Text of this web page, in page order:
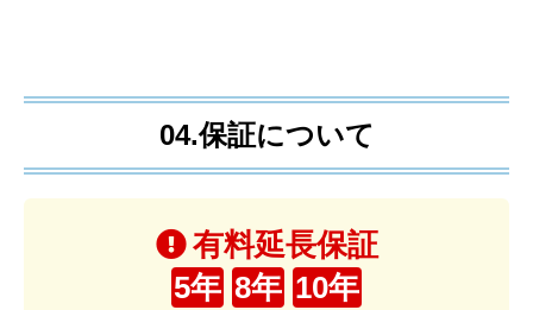
04.保証について
有料延長保証
5年 8年 10年